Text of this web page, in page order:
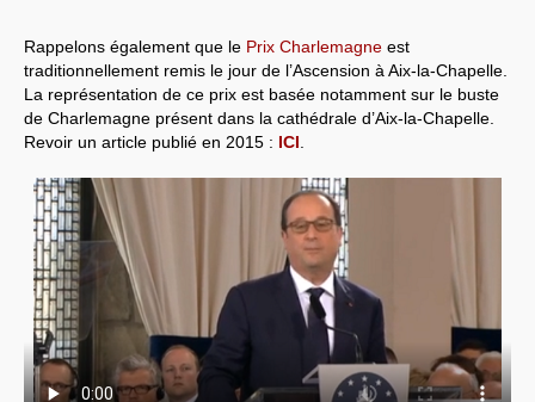
Rappelons également que le Prix Charlemagne est
traditionnellement remis le jour de l’Ascension à Aix-la-Chapelle.
La représentation de ce prix est basée notamment sur le buste
de Charlemagne présent dans la cathédrale d’Aix-la-Chapelle.
Revoir un article publié en 2015 : ICI